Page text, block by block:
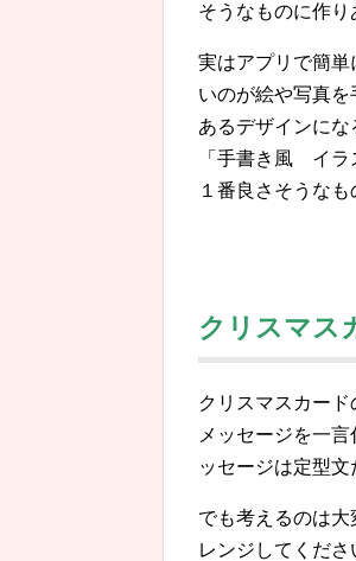
そうなものに作り
実はアプリで簡
いのが絵や写真
あるデザインにな
「手書き風 イラ
１番良さそうな
クリスマス
クリスマスカー
メッセージを一
ッセージは定型
でも考えるのは
レンジしてくだ